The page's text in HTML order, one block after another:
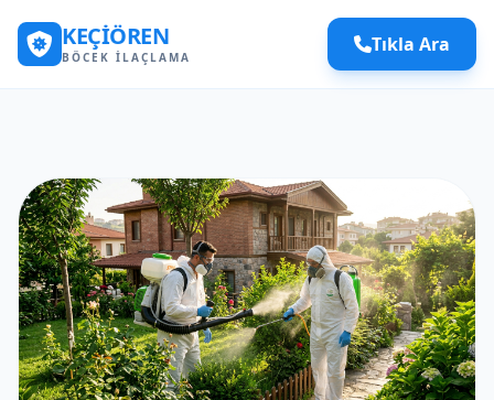
KEÇIÖREN
BÖCEK İLAÇLAMA
Tıkla Ara